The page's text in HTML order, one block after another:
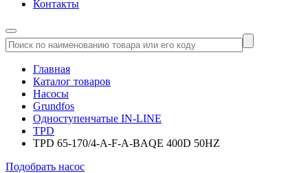
Контакты
Главная
Каталог товаров
Насосы
Grundfos
Одноступенчатые IN-LINE
TPD
TPD 65-170/4-A-F-A-BAQE 400D 50HZ
Подобрать насос